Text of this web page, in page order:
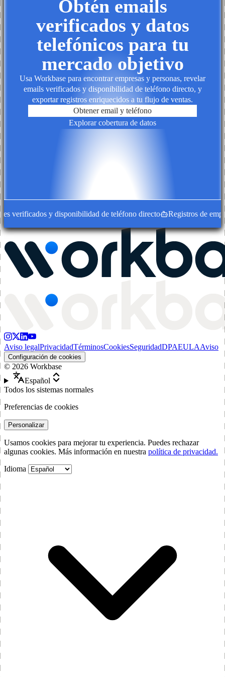
Obtén emails
verificados y datos
telefónicos para tu
mercado objetivo
Usa Workbase para encontrar empresas y personas, revelar
emails verificados y disponibilidad de teléfono directo, y
exportar registros enriquecidos a tu flujo de ventas.
Obtener email y teléfono
Explorar cobertura de datos
verificados y disponibilidad de teléfono directo Registros de
Aviso legalPrivacidadTérminosCookiesSeguridadDPAEULAAviso
Configuración de cookies
© 2026 Workbase
Español
Todos los sistemas normales
Preferencias de cookies
Personalizar
Usamos cookies para mejorar tu experiencia. Puedes rechazar
algunas cookies. Más información en nuestra política de privacidad.
Idioma